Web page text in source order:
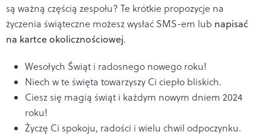
są ważną częścią zespołu? Te krótkie propozycje na
życzenia świąteczne możesz wysłać SMS-em lub napisać
na kartce okolicznościowej.
Wesołych Świąt i radosnego nowego roku!
Niech w te święta towarzyszy Ci ciepło bliskich.
Ciesz się magią świąt i każdym nowym dniem 2024
roku!
Życzę Ci spokoju, radości i wielu chwil odpoczynku.